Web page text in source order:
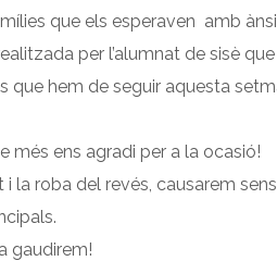
que els esperaven amb
per l’alumnat de sisè
que hem de seguir aquesta
més ens agradi per a la ocasió!
la roba del revés, causarem
gaudirem!